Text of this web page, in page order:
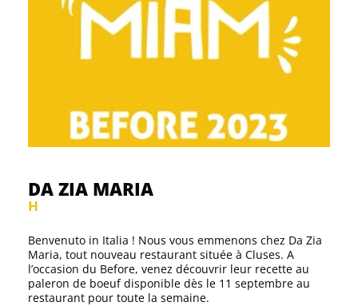
DA ZIA MARIA
H
Benvenuto in Italia ! Nous vous emmenons chez Da Zia
Maria, tout nouveau restaurant située à Cluses. A
l’occasion du Before, venez découvrir leur recette au
paleron de boeuf disponible dès le 11 septembre au
restaurant pour toute la semaine.